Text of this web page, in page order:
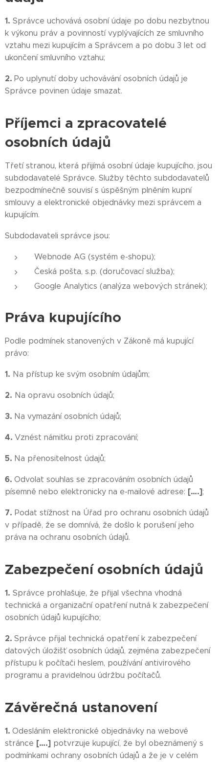
1. Správce uchovává osobní údaje po dobu nezbytnou
k výkonu práv a povinností vyplývajících ze smluvního
vztahu mezi kupujícím a Správcem a po dobu 3 let od
ukončení smluvního vztahu;
2. Po uplynutí doby uchovávání osobních údajů je
Správce povinen údaje smazat.
Příjemci a zpracovatelé
osobních údajů
Třetí stranou, která přijímá osobní údaje kupujícího, jsou
subdodavatelé Správce. Služby těchto subdodavatelů
bezpodmínečně souvisí s úspěšným plněním kupní
smlouvy a elektronické objednávky mezi správcem a
kupujícím.
Subdodavateli správce jsou:
Webnode AG (systém e-shopu);
Česká pošta, s.p. (doručovací služba);
Google Analytics (analýza webových stránek);
Práva kupujícího
Podle podmínek stanovených v Zákoně má kupující
právo:
1. Na přístup ke svým osobním údajům;
2. Na opravu osobních údajů;
3. Na vymazání osobních údajů;
4. Vznést námitku proti zpracování;
5. Na přenositelnost údajů;
6. Odvolat souhlas se zpracováním osobních údajů
písemně nebo elektronicky na e-mailové adrese: [….];
7. Podat stížnost na Úřad pro ochranu osobních údajů
v případě, že se domnívá, že došlo k porušení jeho
práva na ochranu osobních údajů.
Zabezpečení osobních údajů
1. Správce prohlašuje, že přijal všechna vhodná
technická a organizační opatření nutná k zabezpečení
osobních údajů kupujícího;
2. Správce přijal technická opatření k zabezpečení
datových úložišť osobních údajů, zejména zabezpečení
přístupu k počítači heslem, používání antivirového
programu a pravidelnou údržbu počítačů.
Závěrečná ustanovení
1. Odesláním elektronické objednávky na webové
stránce [….] potvrzuje kupující, že byl obeznámený s
podmínkami ochrany osobních údajů a že je v celém